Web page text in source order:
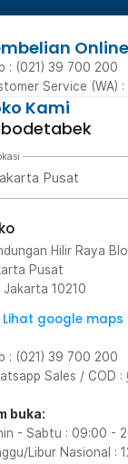
Online
: (021) 39 700 200
Service (WA) :
Kami
Pusat
Hilir Raya
Pusat
Jakarta 10210
Lihat google maps
: (021) 39 700 200
Sales / COD :
buka:
- Sabtu : 09:00 -
Libur Nasional :